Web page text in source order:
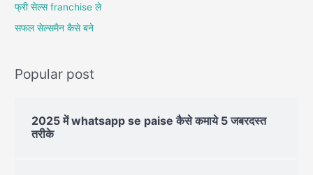
फ्री सेल्स franchise ले
सफल सेल्समैन कैसे बने
Popular post
2025 में whatsapp se paise कैसे कमाये 5 जबरदस्त
तरीके